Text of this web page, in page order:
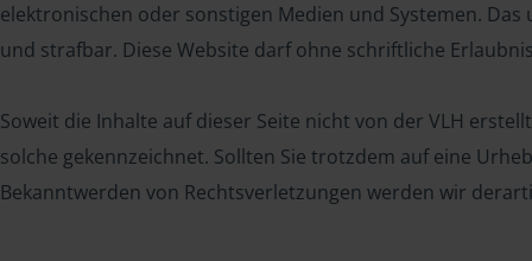
elektronischen oder sonstigen Medien und Systemen.
und strafbar. Diese Website darf ohne schriftliche
Soweit die Inhalte auf dieser Seite nicht von der VLH
solche gekennzeichnet. Sollten Sie trotzdem auf eine
Bekanntwerden von Rechtsverletzungen werden wir